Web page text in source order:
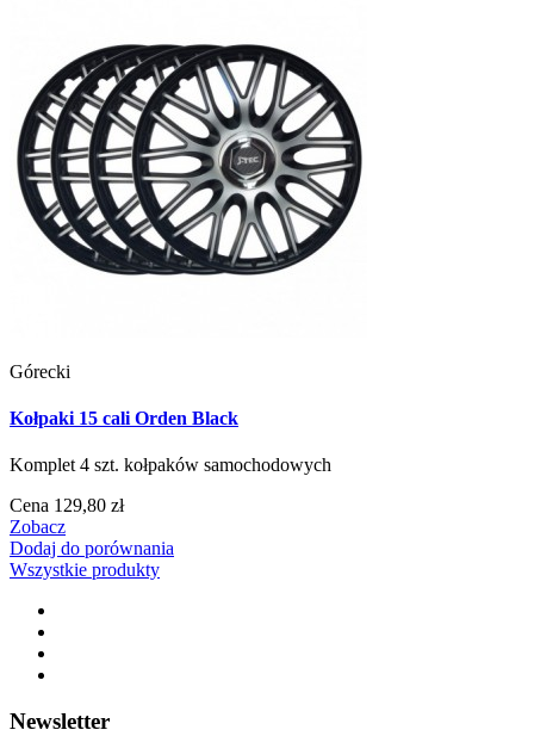
Górecki
Kołpaki 15 cali Orden Black
Komplet 4 szt. kołpaków samochodowych
Cena 129,80 zł
Zobacz
Dodaj do porównania
Wszystkie produkty
Newsletter